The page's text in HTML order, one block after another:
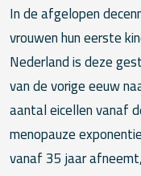
In de afgelopen
vrouwen hun eerste
Nederland is deze
van de vorige eeuw
aantal eicellen vanaf
menopauze
vanaf 35 jaar